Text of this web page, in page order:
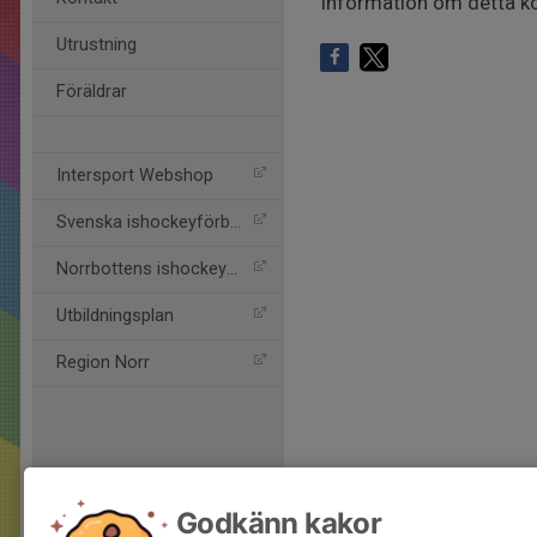
Utrustning
Föräldrar
Intersport Webshop
Svenska ishockeyförbund
Norrbottens ishockeyför
Utbildningsplan
Region Norr
Godkänn kakor